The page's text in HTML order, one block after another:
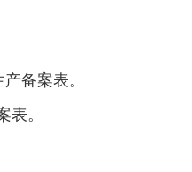
备案表。
。